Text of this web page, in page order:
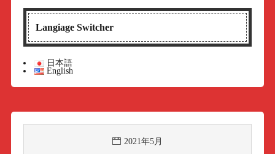
Langiage Switcher
日本語
English
2021年5月